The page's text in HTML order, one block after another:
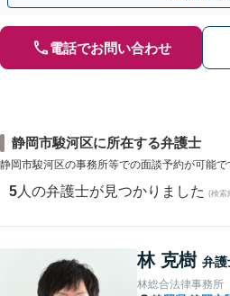
電話でお問い合わせ
静岡市駿河区に所在する弁護士
静岡市駿河区の事務所等での面談予約が可能で
5 人の弁護士が見つかりました (検索
林 克樹 弁護
林総合法律事務所